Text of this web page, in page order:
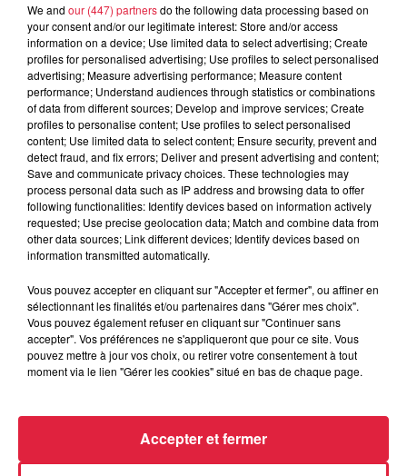
6 août 2026
À Hoerdt, de l’eau brune sort des
robinets
6 août 2026
Tags antisémites à Strasbourg :
Catherine Trautmann réagit
Au zoo de Mulhouse : rencontre
avec les flamants rouges
À découvrir également
We and our (447) partnersdo the following data processing based on
your consent and/or our legitimate interest: Store and/or access
information on a device; Use limited data to select advertising; Create
profiles for personalised advertising; Use profiles to select personalised
advertising; Measure advertising performance; Measure content
performance; Understand audiences through statistics or combinations
of data from different sources; Develop and improve services; Create
profiles to personalise content; Use profiles to select personalised
content; Use limited data to select content; Ensure security, prevent and
detect fraud, and fix errors; Deliver and present advertising and content;
Save and communicate privacy choices. These technologies may
process personal data such as IP address and browsing data to offer
following functionalities: Identify devices based on information actively
requested; Use precise geolocation data; Match and combine data from
other data sources; Link different devices; Identify devices based on
information transmitted automatically.
Vous pouvez accepter en cliquant sur "Accepter et fermer", ou affiner en
sélectionnant les finalités et/ou partenaires dans "Gérer mes choix".
Vous pouvez également refuser en cliquant sur "Continuer sans
accepter". Vos préférences ne s'appliqueront que pour ce site. Vous
pouvez mettre à jour vos choix, ou retirer votre consentement à tout
moment via le lien "Gérer les cookies" situé en bas de chaque page.
Accepter et fermer